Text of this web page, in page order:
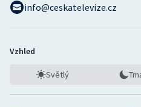
info@ceskatelevize.cz
Vzhled
Světlý